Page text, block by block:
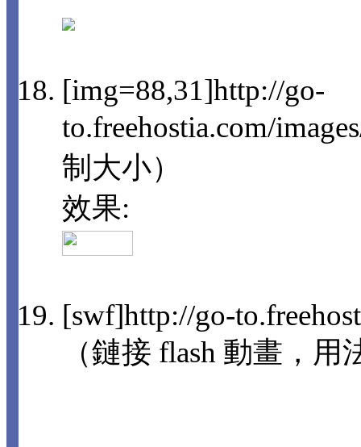
[img=88,31]http://go-
to.freehostia.com/
制大小）
效果:
[swf]http://go-
（鏈接 flash 動畫，